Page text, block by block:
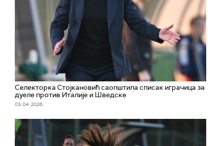
Селекторка Стојкановић саопштила списак играчица за
дуеле против Италије и Шведске
03. 04. 2026.